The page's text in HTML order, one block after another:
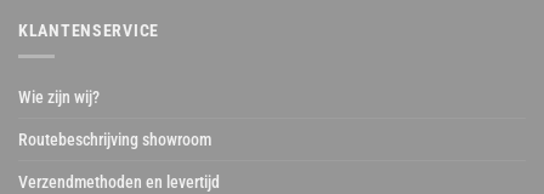
KLANTENSERVICE
Wie zijn wij?
Routebeschrijving showroom
Verzendmethoden en levertijd